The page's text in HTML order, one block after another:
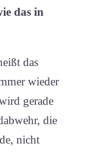
das in
das
wieder
gerade
die
nicht